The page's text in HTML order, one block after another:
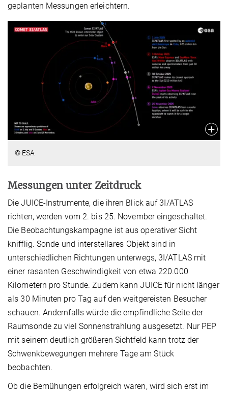
geplanten Messungen erleichtern.
© ESA
Messungen unter Zeitdruck
Die JUICE-Instrumente, die ihren Blick auf 3I/ATLAS
richten, werden vom 2. bis 25. November eingeschaltet.
Die Beobachtungskampagne ist aus operativer Sicht
knifflig. Sonde und interstellares Objekt sind in
unterschiedlichen Richtungen unterwegs, 3I/ATLAS mit
einer rasanten Geschwindigkeit von etwa 220.000
Kilometern pro Stunde. Zudem kann JUICE für nicht länger
als 30 Minuten pro Tag auf den weitgereisten Besucher
schauen. Andernfalls würde die empfindliche Seite der
Raumsonde zu viel Sonnenstrahlung ausgesetzt. Nur PEP
mit seinem deutlich größeren Sichtfeld kann trotz der
Schwenkbewegungen mehrere Tage am Stück
beobachten.
Ob die Bemühungen erfolgreich waren, wird sich erst im